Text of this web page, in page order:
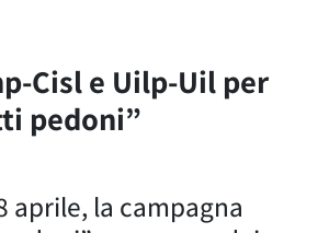
Cisl e Uilp-Uil per
pedoni”
aprile, la campagna